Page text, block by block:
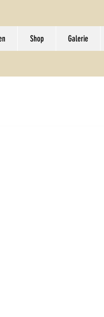
Shop Galerie